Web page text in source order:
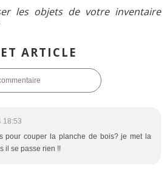
les objets de votre inventaire
ARTICLE
18:53
pour couper la planche de bois? je met la
il se passe rien !!